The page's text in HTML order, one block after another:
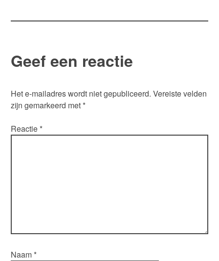
Geef een reactie
Het e-mailadres wordt niet gepubliceerd. Vereiste velden
zijn gemarkeerd met *
Reactie *
Naam *